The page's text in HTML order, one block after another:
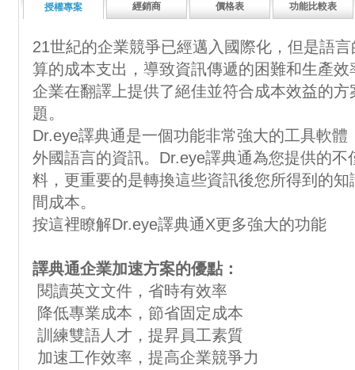
授權專案 經銷商 價格表 功能比較表
21世紀的企業競爭已經邁入國際化，但是語
算的成本支出，導致資訊傳遞的困難和生產
企業在翻譯上提供了絕佳並符合成本效益的
題。
Dr.eye譯典通是一個功能非常強大的工具軟
外國語言的資訊。Dr.eye譯典通為您提供的
料，更重要的是轉換這些資訊後您所得到的
間成本。
按這裡瞭解Dr.eye譯典通X更多強大的功能
譯典通企業加速方案的優點：
閱讀英文文件，省時有效率
降低專業成本，節省固定成本
訓練雙語人才，提昇員工素質
加速工作效率，提高企業競爭力